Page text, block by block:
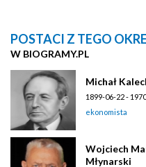
POSTACI Z TEGO
W BIOGRAMY.PL
Michał
1899-06-22 -
ekonomista
Wojciech
Młynarski